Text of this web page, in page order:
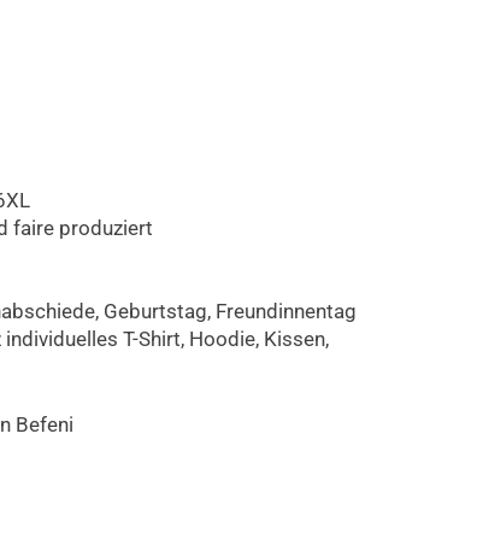
faire produziert
Geburtstag, Freundinnentag
T-Shirt, Hoodie, Kissen,
Befeni